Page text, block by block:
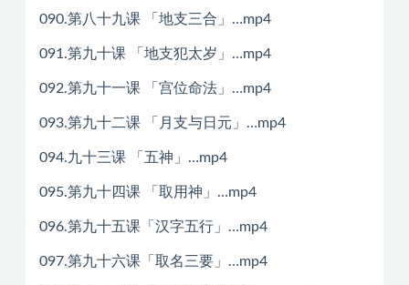
090.第八十九课 「地支三合」…mp4
091.第九十课 「地支犯太岁」…mp4
092.第九十一课 「宫位命法」…mp4
093.第九十二课 「月支与日元」…mp4
094.九十三课 「五神」…mp4
095.第九十四课 「取用神」…mp4
096.第九十五课「汉字五行」…mp4
097.第九十六课「取名三要」…mp4